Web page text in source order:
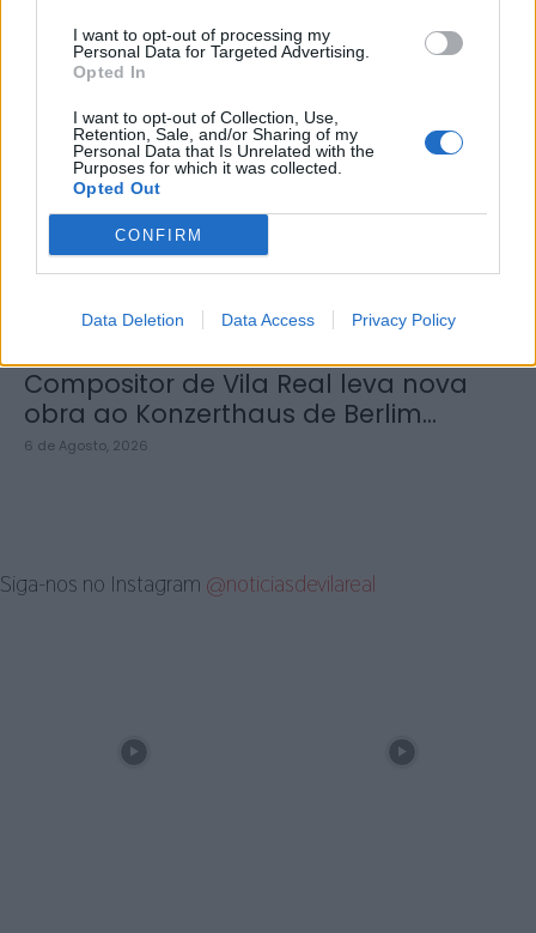
I want to opt-out of processing my
Personal Data for Targeted Advertising.
Opted In
I want to opt-out of Collection, Use,
Retention, Sale, and/or Sharing of my
Personal Data that Is Unrelated with the
Purposes for which it was collected.
Opted Out
CONFIRM
Data Deletion Data Access Privacy Policy
Viticultores concentram-se na Régua
para exigir medidas urgentes para o
Douro
Compositor de Vila Real leva nova
obra ao Konzerthaus de Berlim...
6 de Agosto, 2026
Siga-nos no Instagram @noticiasdevilareal